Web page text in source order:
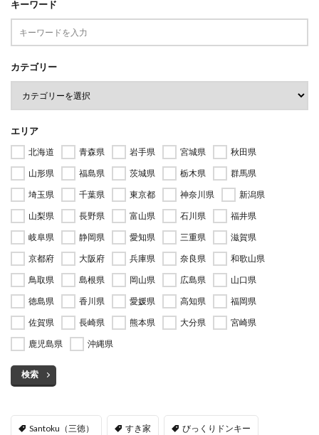
キーワード
カテゴリー
エリア
北海道 青森県 岩手県 宮城県
秋田県
山形県
福島県 茨城県 栃木県
群馬県
埼玉県
千葉県 東京都 神奈川県
新潟県
山梨県
長野県 富山県 石川県
福井県
岐阜県
静岡県 愛知県 三重県
滋賀県
京都府
大阪府 兵庫県 奈良県
和歌山県
鳥取県
島根県 岡山県 広島県
山口県
徳島県
香川県 愛媛県 高知県
福岡県
佐賀県
長崎県 熊本県 大分県
宮崎県
鹿児島県
沖縄県
検索
Santoku（三徳） すき家 びっくりドンキー